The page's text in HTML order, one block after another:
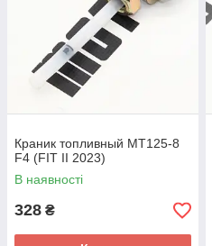
Краник топливный МТ125-8
F4 (FIT II 2023)
В наявності
328 ₴